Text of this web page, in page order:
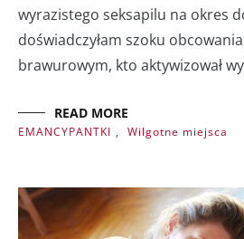
wyrazistego seksapilu na okres
doświadczyłam szoku
brawurowym, kto aktywizował
READ MORE
EMANCYPANTKI , Wilgotne miejsca